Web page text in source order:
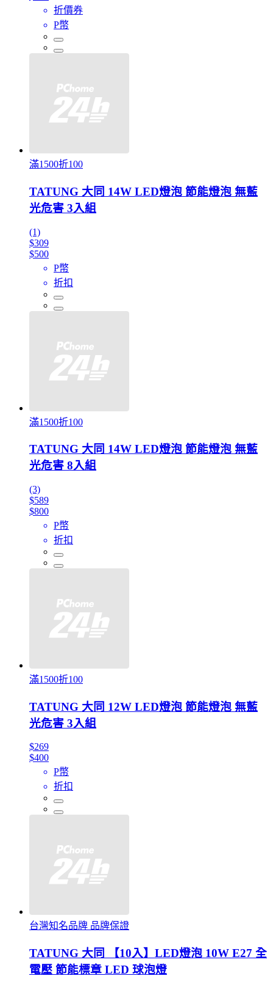
折價券
P幣
滿1500折100
TATUNG 大同 14W LED燈泡 節能燈泡 無藍
光危害 3入組
(1)
$309
$500
P幣
折扣
滿1500折100
TATUNG 大同 14W LED燈泡 節能燈泡 無藍
光危害 8入組
(3)
$589
$800
P幣
折扣
滿1500折100
TATUNG 大同 12W LED燈泡 節能燈泡 無藍
光危害 3入組
$269
$400
P幣
折扣
台灣知名品牌 品牌保證
TATUNG 大同 【10入】LED燈泡 10W E27 全
電壓 節能標章 LED 球泡燈